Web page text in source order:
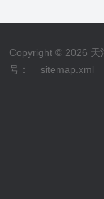
Copyright © 2026 天
号：
sitemap.xml